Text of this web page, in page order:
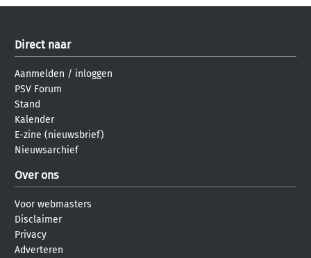
Direct naar
Aanmelden / inloggen
PSV Forum
Stand
Kalender
E-zine (nieuwsbrief)
Nieuwsarchief
Over ons
Voor webmasters
Disclaimer
Privacy
Adverteren